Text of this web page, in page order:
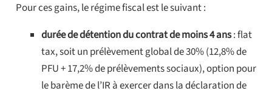
Pour ces gains, le régime fiscal est le suivant :
durée de détention du contrat de moins 4 ans: flat
tax, soit un prélèvement global de 30% (12,8% de
PFU + 17,2% de prélèvements sociaux), option pour
le barème de l’IR à exercer dans la déclaration de